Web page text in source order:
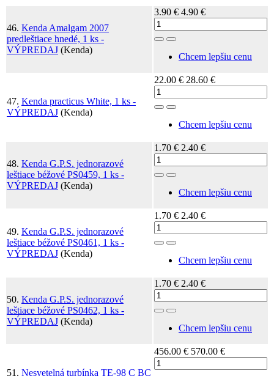
46. Kenda Amalgam 2007
predleštiace hnedé, 1 ks -
VÝPREDAJ (Kenda)
3.90 € 4.90 €
Toggle Dropdown
Chcem lepšiu cenu
47. Kenda practicus White, 1 ks -
VÝPREDAJ (Kenda)
22.00 € 28.60 €
Toggle Dropdown
Chcem lepšiu cenu
48. Kenda G.P.S. jednorazové
leštiace béžové PS0459, 1 ks -
VÝPREDAJ (Kenda)
1.70 € 2.40 €
Toggle Dropdown
Chcem lepšiu cenu
49. Kenda G.P.S. jednorazové
leštiace béžové PS0461, 1 ks -
VÝPREDAJ (Kenda)
1.70 € 2.40 €
Toggle Dropdown
Chcem lepšiu cenu
50. Kenda G.P.S. jednorazové
leštiace béžové PS0462, 1 ks -
VÝPREDAJ (Kenda)
1.70 € 2.40 €
Toggle Dropdown
Chcem lepšiu cenu
51. Nesvetelná turbínka TE-98 C BC
456.00 € 570.00 €